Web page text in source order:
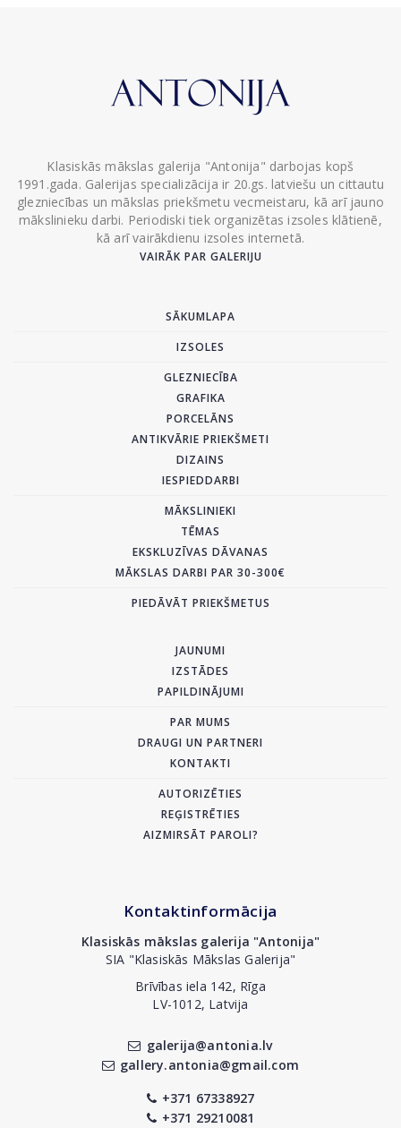
Klasiskās mākslas galerija "Antonija" darbojas kopš
1991.gada. Galerijas specializācija ir 20.gs. latviešu un cittautu
glezniecības un mākslas priekšmetu vecmeistaru, kā arī jauno
mākslinieku darbi. Periodiski tiek organizētas izsoles klātienē,
kā arī vairākdienu izsoles internetā.
VAIRĀK PAR GALERIJU
SĀKUMLAPA
IZSOLES
GLEZNIECĪBA
GRAFIKA
PORCELĀNS
ANTIKVĀRIE PRIEKŠMETI
DIZAINS
IESPIEDDARBI
MĀKSLINIEKI
TĒMAS
EKSKLUZĪVAS DĀVANAS
MĀKSLAS DARBI PAR 30-300€
PIEDĀVĀT PRIEKŠMETUS
JAUNUMI
IZSTĀDES
PAPILDINĀJUMI
PAR MUMS
DRAUGI UN PARTNERI
KONTAKTI
AUTORIZĒTIES
REĢISTRĒTIES
AIZMIRSĀT PAROLI?
Kontaktinformācija
Klasiskās mākslas galerija "Antonija"
SIA "Klasiskās Mākslas Galerija"
Brīvības iela 142, Rīga
LV-1012, Latvija
galerija@antonia.lv
gallery.antonia@gmail.com
+371 67338927
+371 29210081